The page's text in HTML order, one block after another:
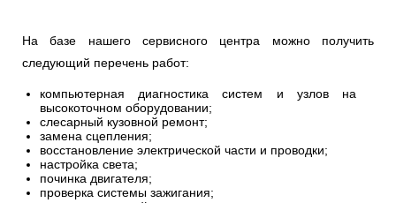
На базе нашего сервисного центра можно получить
следующий перечень работ:
компьютерная диагностика систем и узлов на
высокоточном оборудовании;
слесарный кузовной ремонт;
замена сцепления;
восстановление электрической части и проводки;
настройка света;
починка двигателя;
проверка системы зажигания;